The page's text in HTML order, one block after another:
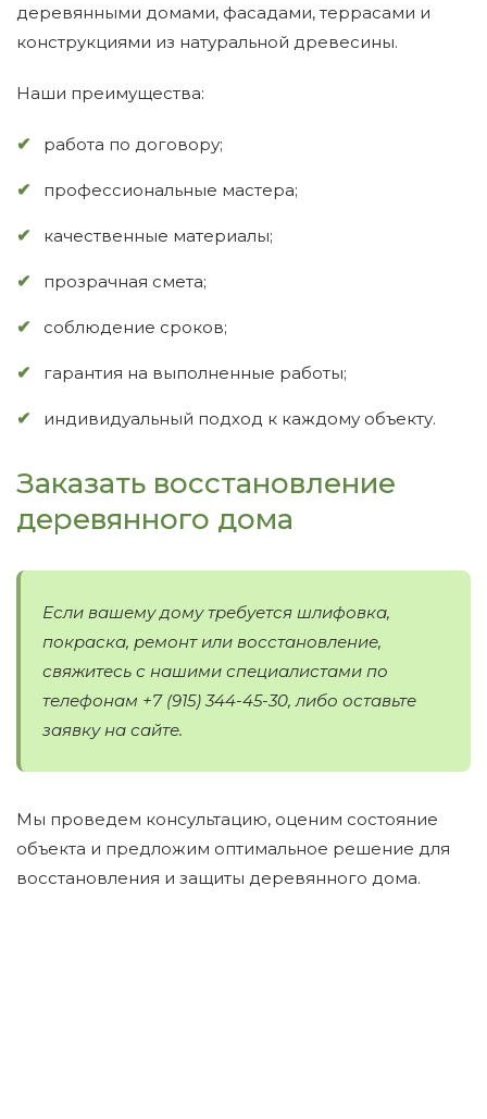
деревянными домами, фасадами, террасами и
конструкциями из натуральной древесины.
Наши преимущества:
работа по договору;
профессиональные мастера;
качественные материалы;
прозрачная смета;
соблюдение сроков;
гарантия на выполненные работы;
индивидуальный подход к каждому объекту.
Заказать восстановление
деревянного дома
Если вашему дому требуется шлифовка,
покраска, ремонт или восстановление,
свяжитесь с нашими специалистами по
телефонам +7 (915) 344-45-30, либо оставьте
заявку на сайте.
Мы проведем консультацию, оценим состояние
объекта и предложим оптимальное решение для
восстановления и защиты деревянного дома.